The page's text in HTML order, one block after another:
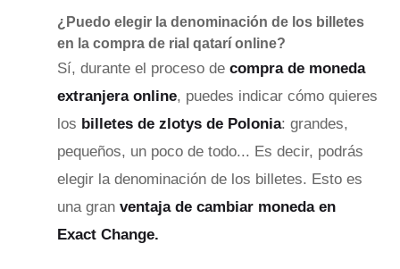
¿Puedo elegir la denominación de los billetes
en la compra de rial qatarí online?
Sí, durante el proceso de compra de moneda
extranjera online, puedes indicar cómo quieres
los billetes de zlotys de Polonia: grandes,
pequeños, un poco de todo... Es decir, podrás
elegir la denominación de los billetes. Esto es
una gran ventaja de cambiar moneda en
Exact Change.